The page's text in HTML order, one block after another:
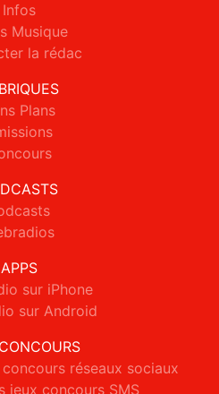
Infos
Musique
la rédac
Plans
APPS
sur iPhone
sur Android
réseaux sociaux
jeux concours SMS